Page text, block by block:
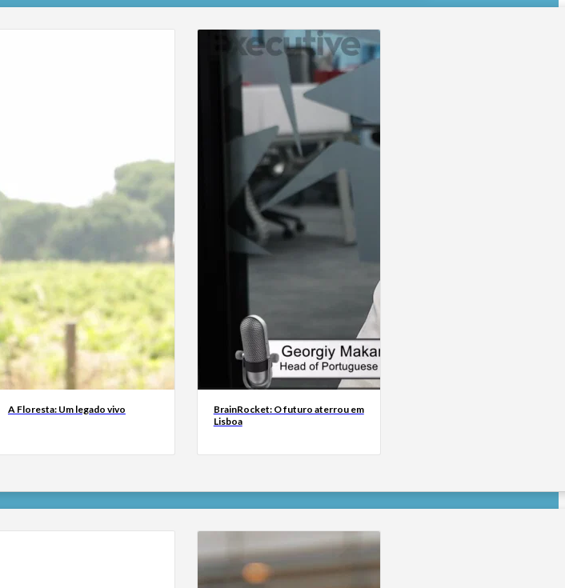
A Floresta: Um legado vivo
BrainRocket: O futuro aterrou em
Lisboa